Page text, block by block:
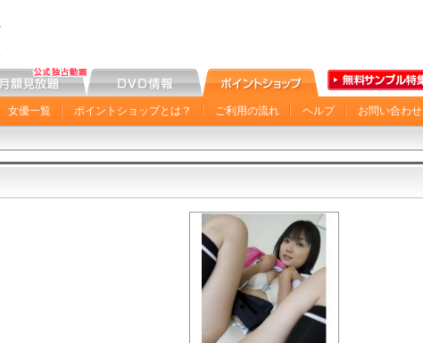
女優一覧 ポイントショップとは？ ご利用の流れ ヘルプ お問い合わせ